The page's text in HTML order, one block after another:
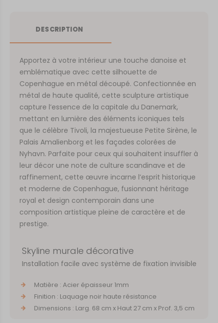
DESCRIPTION
Apportez à votre intérieur une touche danoise et
emblématique avec cette silhouette de
Copenhague en métal découpé. Confectionnée en
métal de haute qualité, cette sculpture artistique
capture l’essence de la capitale du Danemark,
mettant en lumière des éléments iconiques tels
que le célèbre Tivoli, la majestueuse Petite Sirène, le
Palais Amalienborg et les façades colorées de
Nyhavn. Parfaite pour ceux qui souhaitent insuffler à
leur décor une note de culture scandinave et de
raffinement, cette œuvre incarne l’esprit historique
et moderne de Copenhague, fusionnant héritage
royal et design contemporain dans une
composition artistique pleine de caractère et de
prestige.
Skyline murale décorative
Installation facile avec système de fixation invisible
Matière : Acier épaisseur 1mm
Finition : Laquage noir haute résistance
Dimensions : Larg. 68 cm x Haut 27 cm x Prof. 3,5 cm